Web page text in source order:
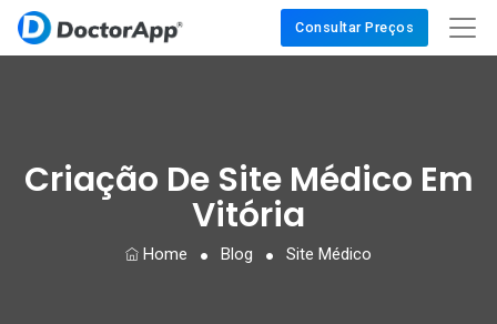
Consultar Preços
Criação De Site Médico Em
Vitória
Home Blog Site Médico